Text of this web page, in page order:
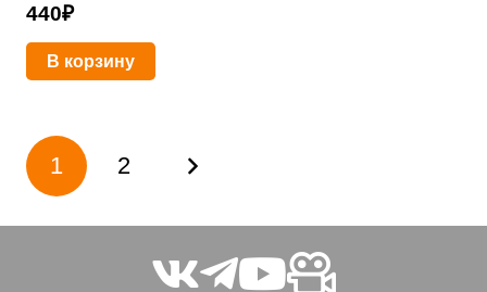
440₽
В корзину
Пагинация
записей
1 2